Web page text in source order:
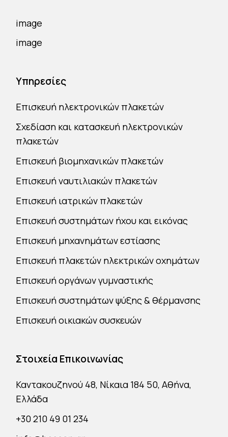
Υπηρεσίες
Επισκευή ηλεκτρονικών πλακετών
Σχεδίαση και κατασκευή ηλεκτρονικών
πλακετών
Επισκευή βιομηχανικών πλακετών
Επισκευή ναυτιλιακών πλακετών
Επισκευή ιατρικών πλακετών
Επισκευή συστημάτων ήχου και εικόνας
Επισκευή μηχανημάτων εστίασης
Επισκευή πλακετών ηλεκτρικών οχημάτων
Επισκευή οργάνων γυμναστικής
Επισκευή συστημάτων ψύξης & θέρμανσης
Επισκευή οικιακών συσκευών
Στοιχεία Επικοινωνίας
Καντακουζηνού 48, Νίκαια 184 50, Αθήνα,
Ελλάδα
+30 210 49 01 234